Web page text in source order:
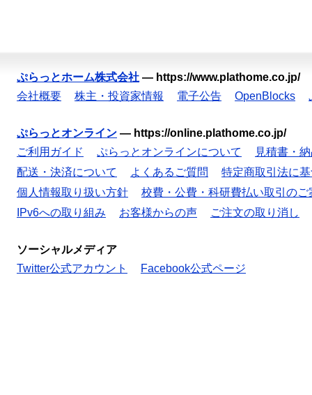
ぷらっとホーム株式会社 — https://www.plathome.co.jp/
会社概要
株主・投資家情報 電子公告 OpenBlocks
ぷらっとオンライン — https://online.plathome.co.jp/
ご利用ガイド
ぷらっとオンラインについて
見積書・
配送・決済について
よくあるご質問
特定商取引法に
個人情報取り扱い方針
校費・公費・科研費払い取引のご
IPv6への取り組み
お客様からの声 ご注文の取り消し
ソーシャルメディア
Twitter公式アカウント
Facebook公式ページ